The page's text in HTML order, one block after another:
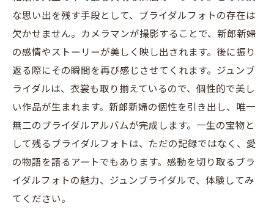
な思い出を残す手段として、ブライダルフォトの存在は
欠かせません。カメラマンが撮影することで、新郎新婦
の感情やストーリーが美しく映し出されます。後に振り
返る際にその瞬間を再び感じさせてくれます。ジュンブ
ライダルは、衣裳も取り揃えているので、個性的で美し
い作品が生まれます。新郎新婦の個性を引き出し、唯一
無二のブライダルアルバムが完成します。一生の宝物と
して残るブライダルフォトは、ただの記録ではなく、愛
の物語を語るアートでもあります。感動を切り取るブラ
イダルフォトの魅力、ジュンブライダルで、体験してみ
てください。